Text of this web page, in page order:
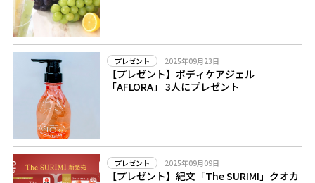
プレゼント 2025年09月23日
【プレゼント】ボディケアジェル
「AFLORA」 3人にプレゼント
プレゼント 2025年09月09日
【プレゼント】紀文「The SURIMI」クオカ